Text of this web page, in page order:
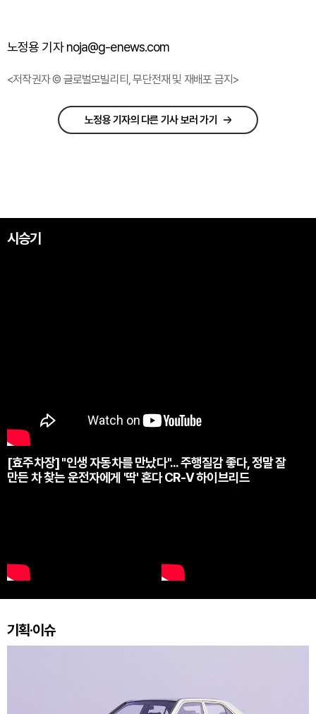
노정용 기자 noja@g-enews.com
<저작권자 © 글로벌모빌리티, 무단전재 및 재배포 금지>
노정용 기자의 다른 기사 보러 가기
시승기
[효주차장] "인생 자동차를 만났다"... 주행질감 좋다, 정말 잘
만든 차 찾는 운전자에게 '딱' 혼다 CR-V 하이브리드
기획·이슈